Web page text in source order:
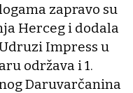
zapravo su
Herceg i dodala
Impress u
održava i 1.
Daruvarčanina